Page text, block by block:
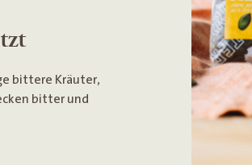
bittere Kräuter,
bitter und